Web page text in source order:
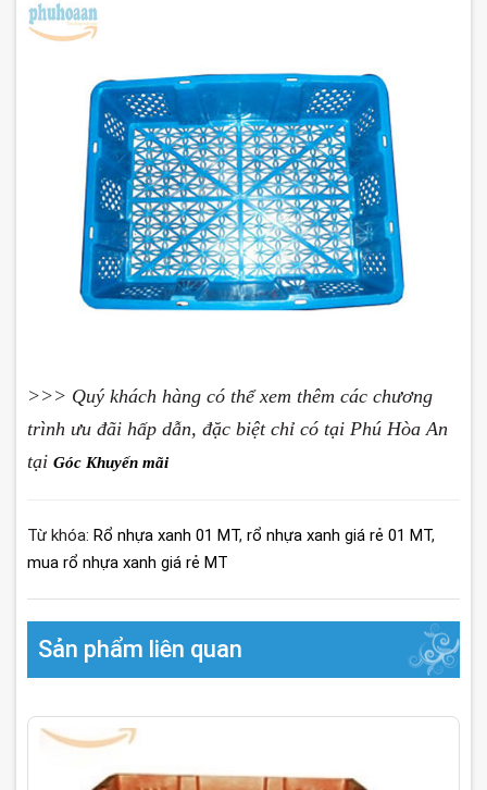
>>> Quý khách hàng có thể xem thêm các chương
trình ưu đãi hấp dẫn, đặc biệt chỉ có tại Phú Hòa An
tại Góc Khuyến mãi
Từ khóa: Rổ nhựa xanh 01 MT, rổ nhựa xanh giá rẻ 01 MT,
mua rổ nhựa xanh giá rẻ MT
Sản phẩm liên quan